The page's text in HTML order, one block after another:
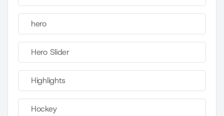
hero
Hero Slider
Highlights
Hockey